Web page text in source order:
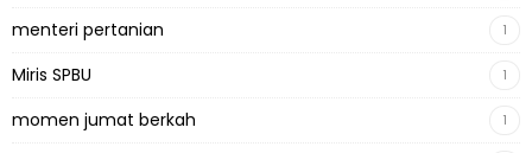
menteri pertanian 1
Miris SPBU 1
momen jumat berkah 1